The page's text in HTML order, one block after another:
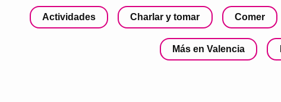
Actividades Charlar y tomar Comer
Más en Valencia